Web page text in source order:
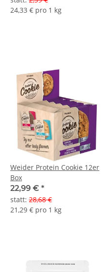
24,33 € pro 1 kg
Weider Protein Cookie 12er
Box
22,99 € *
statt: 28,68 €
21,29 € pro 1 kg